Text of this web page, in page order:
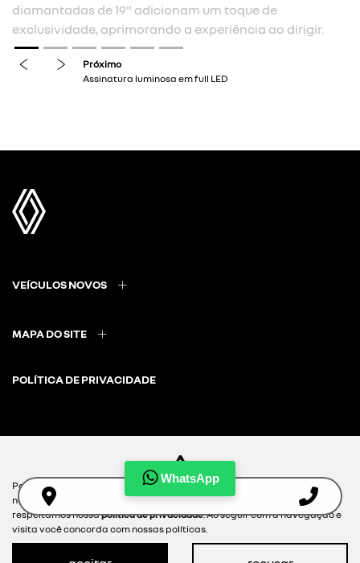
WhatsApp
dirigir.
VEÍCULOS NOVOS
MAPA DO SITE
POLÍTICA DE PRIVACIDADE
Para otimizar sua experiência durante a navegação, fazemos uso de
nossa política de cookies e para proteger seus dados pessoais
respeitamos nossapolítica de privacidade. Ao seguir com a navegação e
visita você concorda com nossas políticas.